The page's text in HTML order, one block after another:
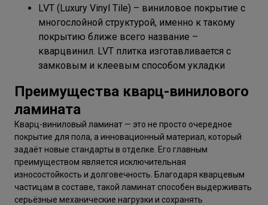
LVT (Luxury Vinyl Tile) – виниловое покрытие с
многослойной структурой, именно к такому
покрытию ближе всего название –
кварцвинил. LVT плитка изготавливается с
замковым и клеевым способом укладки
Преимущества кварц-винилового
ламината
Кварц-виниловый ламинат — это не просто очередное
покрытие для пола, а инновационный материал, который
задаёт новые стандарты в отделке. Его главным
преимуществом является исключительная
износостойкость и долговечность. Благодаря кварцевым
частицам в составе, такой ламинат способен выдерживать
серьёзные механические нагрузки и сохранять